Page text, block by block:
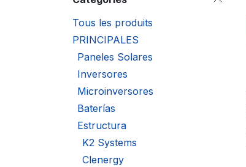
Tous les produits
PRINCIPALES
Paneles Solares
Inversores
Microinversores
Baterías
Estructura
K2 Systems
Clenergy